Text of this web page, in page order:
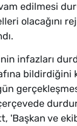
edilmesi
olacağını
infazları
bildirdiğini
'Başkan ve